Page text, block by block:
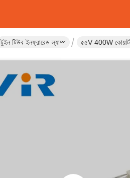
টুইন টিউব ইনফ্রারেড ল্যাম্প ৫৫V 400W